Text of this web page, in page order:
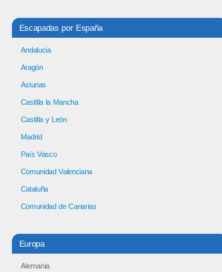
Escapadas por España
Andalucia
Aragón
Asturias
Castilla la Mancha
Castilla y León
Madrid
País Vasco
Comunidad Valenciana
Cataluña
Comunidad de Canarias
Europa
Alemania